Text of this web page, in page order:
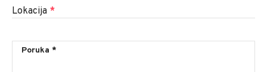
Lokacija *